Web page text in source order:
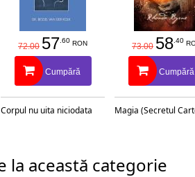
asupra procesului creației însuși.
fizic? Cum sunt definite
sunt create și susținute proprietățile
propune să privim legile fizicii ca pe o
nu ca pe limitele potențialului
72.00 57 .60 RON
Cumpără
Corpul nu uita niciodata
73.00 58 .40
Cumpără
Magia (Secretul
la această categorie